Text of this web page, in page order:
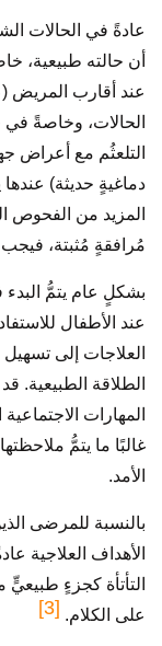
عادةً في الحالات
أن حالته
عند أقارب المريض
الحالات، وخاصةً
التلعثُم مع أعراض
دماغيةٍ حديثة)
المزيد من الفحوص
مُرافقةٍ مُثبتة،
بشكلٍ عام يتمُّ
عند الأطفال
العلاجات إلى
الطلاقة الطبيعية.
المهارات
غالبًا ما يتمُّ
الأمد.
بالنسبة للمرضى
الأهداف العلاجية
التأتأة كجزءٍ
على الكلام. [3]